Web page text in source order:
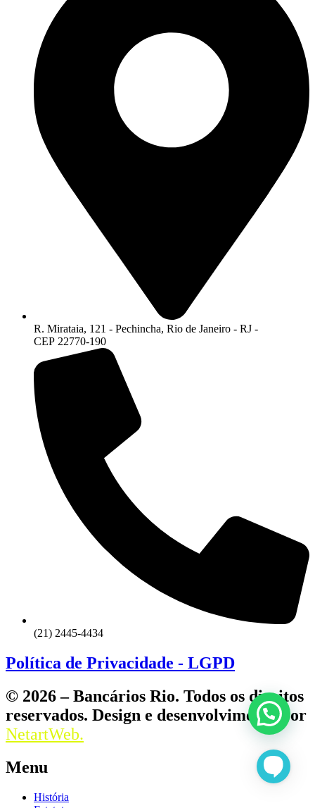
R. Mirataia, 121 - Pechincha, Rio de Janeiro - RJ -
CEP 22770-190
(21) 2445-4434
Política de Privacidade - LGPD
© 2026 – Bancários Rio. Todos os direitos
reservados. Design e desenvolvimento por
NetartWeb.
Menu
História